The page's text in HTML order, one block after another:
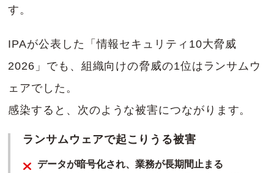
す。
IPAが公表した「情報セキュリティ10大脅威
2026」でも、組織向けの脅威の1位はランサムウ
ェアでした。
感染すると、次のような被害につながります。
ランサムウェアで起こりうる被害
データが暗号化され、業務が長期間止まる